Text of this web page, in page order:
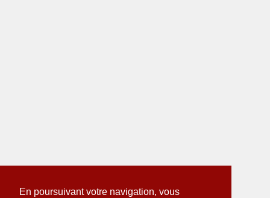
En poursuivant votre navigation, vous